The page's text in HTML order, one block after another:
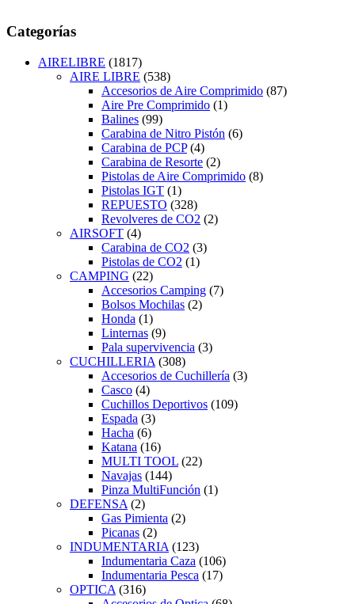
Categorías
AIRELIBRE (1817)
AIRE LIBRE (538)
Accesorios de Aire Comprimido (87)
Aire Pre Comprimido (1)
Balines (99)
Carabina de Nitro Pistón (6)
Carabina de PCP (4)
Carabina de Resorte (2)
Pistolas de Aire Comprimido (8)
Pistolas IGT (1)
REPUESTO (328)
Revolveres de CO2 (2)
AIRSOFT (4)
Carabina de CO2 (3)
Pistolas de CO2 (1)
CAMPING (22)
Accesorios Camping (7)
Bolsos Mochilas (2)
Honda (1)
Linternas (9)
Pala supervivencia (3)
CUCHILLERIA (308)
Accesorios de Cuchillería (3)
Casco (4)
Cuchillos Deportivos (109)
Espada (3)
Hacha (6)
Katana (16)
MULTI TOOL (22)
Navajas (144)
Pinza MultiFunción (1)
DEFENSA (2)
Gas Pimienta (2)
Picanas (2)
INDUMENTARIA (123)
Indumentaria Caza (106)
Indumentaria Pesca (17)
OPTICA (316)